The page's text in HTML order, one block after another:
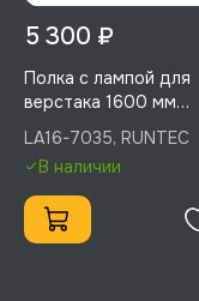
5 300 ₽
Полка с лампой для
верстака 1600 мм
(светло-серый),
LA16-7035
LA16-7035, RUNTEC
В наличии